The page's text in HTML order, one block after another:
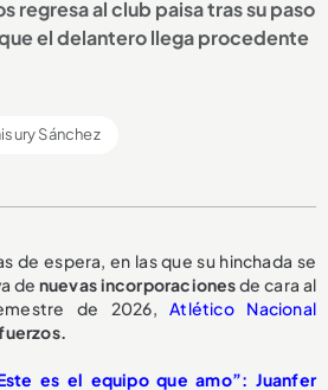
regresa al club paisa tras su paso
el delantero llega procedente
Sánchez
de espera, en las que su hinchada se
de nuevas incorporacionesde cara al
de 2026,Atlético Nacional
es el equipo que amo”: Juanfer